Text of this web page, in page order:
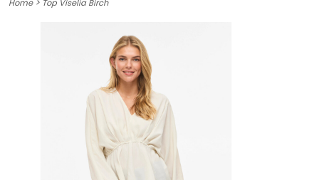
Home> Top Viselia Birch